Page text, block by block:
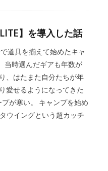
】を導入した話
道具を揃えて始めたキャ
当時選んだギアも年数が
、はたまた自分たちが年
愛せるようになってきた
が寒い。 キャンプを始め
ウイングという超カッチ